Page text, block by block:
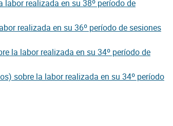
realizada en su 38º período de
realizada en su 36º período de sesiones
la labor realizada en su 34º período de
sobre la labor realizada en su 34º período